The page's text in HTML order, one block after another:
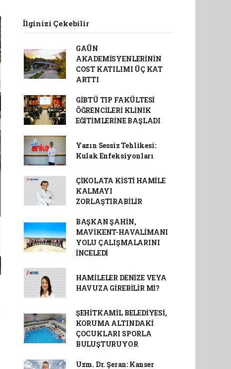
İlginizi Çekebilir
GAÜN
AKADEMİSYENLERİNİN
COST KATILIMI ÜÇ KAT
ARTTI
GİBTÜ TIP FAKÜLTESİ
ÖĞRENCİLERİ KLİNİK
EĞİTİMLERİNE BAŞLADI
Yazın Sessiz Tehlikesi:
Kulak Enfeksiyonları
ÇİKOLATA KİSTİ HAMİLE
KALMAYI
ZORLAŞTIRABİLİR
BAŞKAN ŞAHİN,
MAVİKENT-HAVALİMANI
YOLU ÇALIŞMALARINI
İNCELEDİ
HAMİLELER DENİZE VEYA
HAVUZA GİREBİLİR Mİ?
ŞEHİTKAMİL BELEDİYESİ,
KORUMA ALTINDAKİ
ÇOCUKLARI SPORLA
BULUŞTURUYOR
Uzm. Dr. Şeran: Kanser